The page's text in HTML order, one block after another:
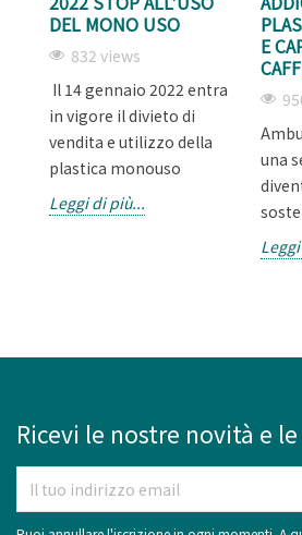
DEL MONO USO
832 views
Il 14 gennaio 2022 entra
in vigore il divieto di
vendita e utilizzo della
plastica monouso
Leggi di più...
E
una
Ricevi le nostre novità e